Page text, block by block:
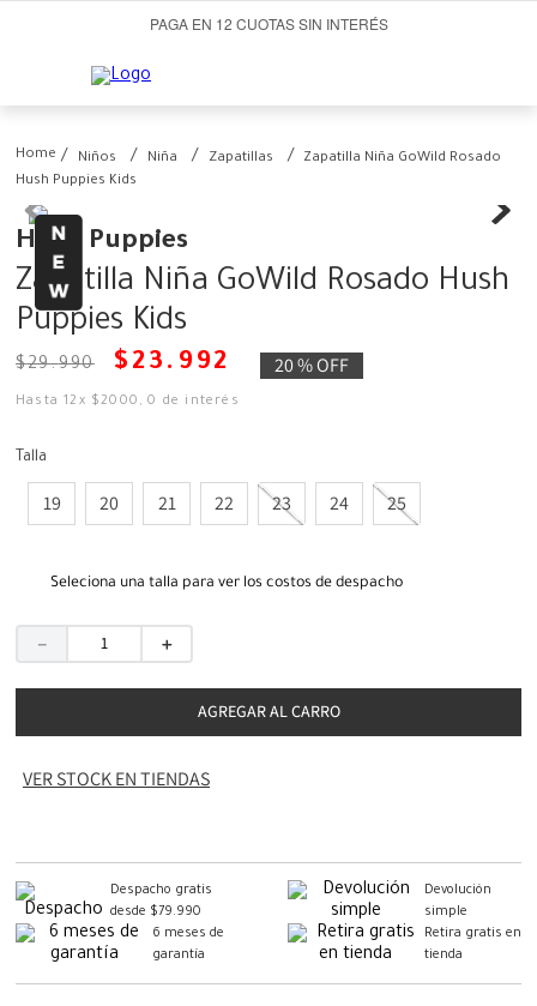
PAGA EN 12 CUOTAS SIN INTERÉS
Niños Niña Zapatillas
Zapatilla Niña GoWild Rosado
Hush Puppies Kids
Hush Puppies
Zapatilla Niña GoWild Rosado Hush
Puppies Kids
$29.990 $ 23 . 992 20 %OFF
Hasta12 x $2000 ,0 de interés
Talla
19 20 21 22 23 24 25
Seleciona una talla para ver los costos de despacho
＋
－
AGREGAR AL CARRO
VER STOCK EN TIENDAS
Despacho gratis
desde $79.990
Devolución
simple
6 meses de
garantía
Retira gratis en
tienda